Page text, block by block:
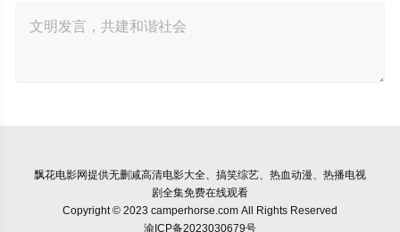
飘花电影网提供无删减高清电影大全、搞笑综艺、热血动漫、热播电视
剧全集免费在线观看
Copyright © 2023 camperhorse.com All Rights Reserved
渝ICP备2023030679号